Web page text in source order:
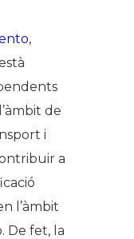
,
de
i
a
l’àmbit
De fet, la